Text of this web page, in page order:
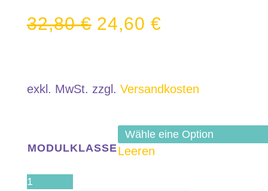
32,80€ 24,60 €
exkl. MwSt. zzgl. Versandkosten
MODULKLASSELeeren
JA